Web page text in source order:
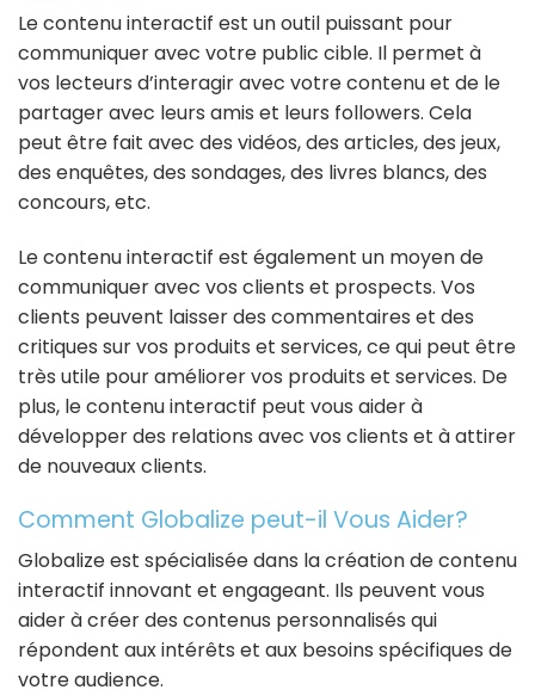
Le contenu interactif est un outil puissant pour
communiquer avec votre public cible. Il permet à
vos lecteurs d’interagir avec votre contenu et de le
partager avec leurs amis et leurs followers. Cela
peut être fait avec des vidéos, des articles, des jeux,
des enquêtes, des sondages, des livres blancs, des
concours, etc.
Le contenu interactif est également un moyen de
communiquer avec vos clients et prospects. Vos
clients peuvent laisser des commentaires et des
critiques sur vos produits et services, ce qui peut être
très utile pour améliorer vos produits et services. De
plus, le contenu interactif peut vous aider à
développer des relations avec vos clients et à attirer
de nouveaux clients.
Comment Globalize peut-il Vous Aider?
Globalize est spécialisée dans la création de contenu
interactif innovant et engageant. Ils peuvent vous
aider à créer des contenus personnalisés qui
répondent aux intérêts et aux besoins spécifiques de
votre audience.